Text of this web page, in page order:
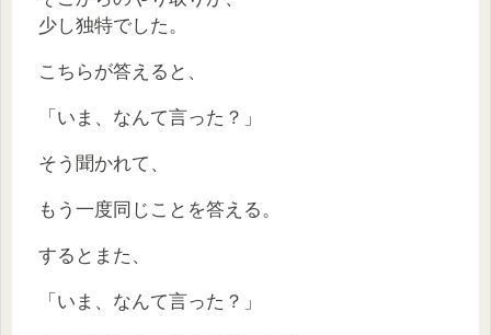
少し独特でした。
こちらが答えると、
「いま、なんて言った？」
そう聞かれて、
もう一度同じことを答える。
するとまた、
「いま、なんて言った？」